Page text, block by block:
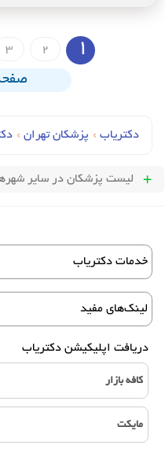
1
2
3
صفحه 1
دکتریاب › پزشکان تهران ›
لیست پزشکان در سایر
خدمات دکتریاب
لینک‌های مفید
دریافت اپلیکیشن دکتریاب
کافه بازار
مایکت